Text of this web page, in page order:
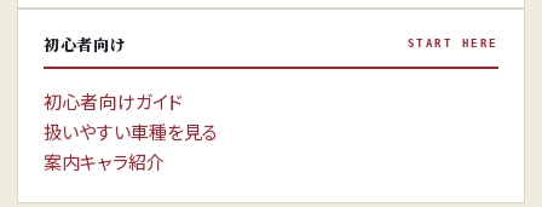
初心者向け START HERE
初心者向けガイド
扱いやすい車種を見る
案内キャラ紹介